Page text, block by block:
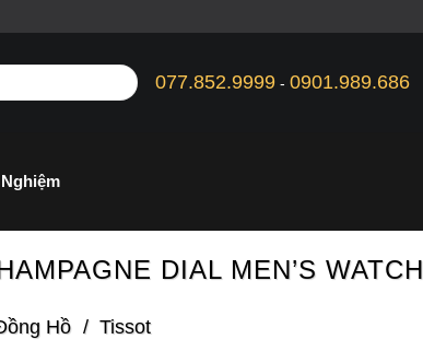
077.852.9999- 0901.989.686
DIAL MEN’S WATCH
Hồ / Tissot